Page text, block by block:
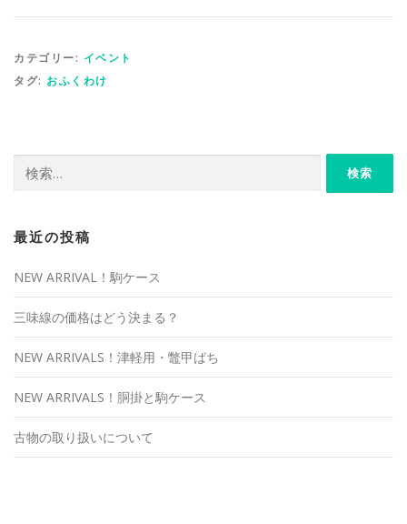
カテゴリー: イベント
タグ: おふくわけ
索:
最近の投稿
NEW ARRIVAL！駒ケース
三味線の価格はどう決まる？
NEW ARRIVALS！津軽用・鼈甲ばち
NEW ARRIVALS！胴掛と駒ケース
古物の取り扱いについて